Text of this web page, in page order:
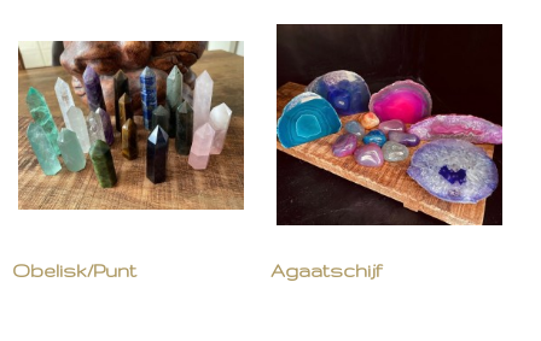
Obelisk/Punt Agaatschijf